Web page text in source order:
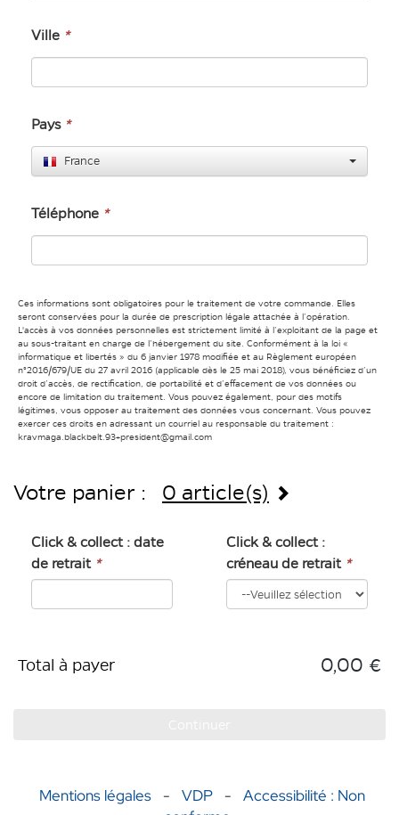
Ville *
Pays *
France
Téléphone *
Ces informations sont obligatoires pour le traitement de votre commande. Elles
seront conservées pour la durée de prescription légale attachée à l’opération.
L'accès à vos données personnelles est strictement limité à l’exploitant de la page et
au sous-traitant en charge de l’hébergement du site. Conformément à la loi «
informatique et libertés » du 6 janvier 1978 modifiée et au Règlement européen
n°2016/679/UE du 27 avril 2016 (applicable dès le 25 mai 2018), vous bénéficiez d’un
droit d’accès, de rectification, de portabilité et d’effacement de vos données ou
encore de limitation du traitement. Vous pouvez également, pour des motifs
légitimes, vous opposer au traitement des données vous concernant. Vous pouvez
exercer ces droits en adressant un courriel au responsable du traitement :
kravmaga.blackbelt.93+president@gmail.com
Votre panier : 0 article(s)
Click & collect : date
de retrait *
Click & collect :
créneau de retrait *
Total à payer 0,00 €
Mentions légales - VDP -
Accessibilité : Non